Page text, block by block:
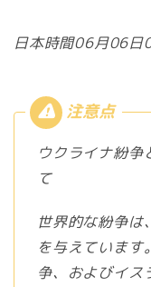
日本時間06月06
ウクライナ紛争
て
世界的な紛争は
を与えています
争、およびイス